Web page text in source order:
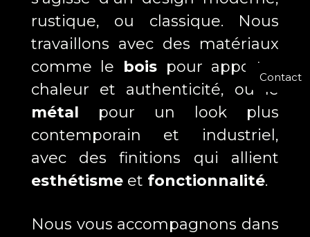
Contact
rustique, ou classique. Nous
travaillons avec des matériaux
comme le bois pour apporter
chaleur et authenticité, ou le
métal pour un look plus
contemporain et industriel,
avec des finitions qui allient
esthétismeet fonctionnalité.
Nous vous accompagnons dans